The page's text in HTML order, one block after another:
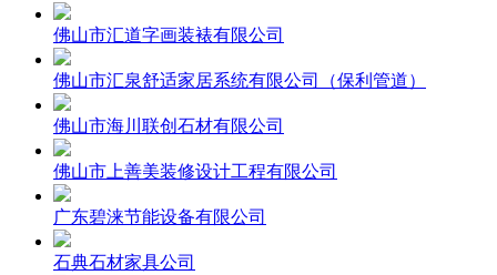
佛山市汇道字画装裱有限公司
佛山市汇泉舒适家居系统有限公司（保利管道）
佛山市海川联创石材有限公司
佛山市上善美装修设计工程有限公司
广东碧涞节能设备有限公司
石典石材家具公司